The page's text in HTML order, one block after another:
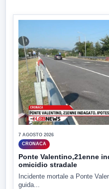
7 AGOSTO 2026
CRONACA
Ponte Valentino,21enne
omicidio stradale
Incidente mortale a Ponte
guida...